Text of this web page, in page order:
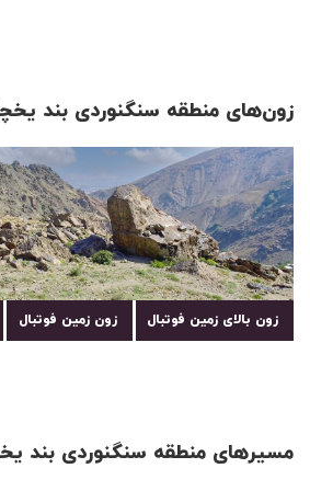
زون‌های منطقه سنگنوردی بند
زون بالای زمین فوتبال زون زمین فوتبال
مسیرهای منطقه سنگنوردی بند